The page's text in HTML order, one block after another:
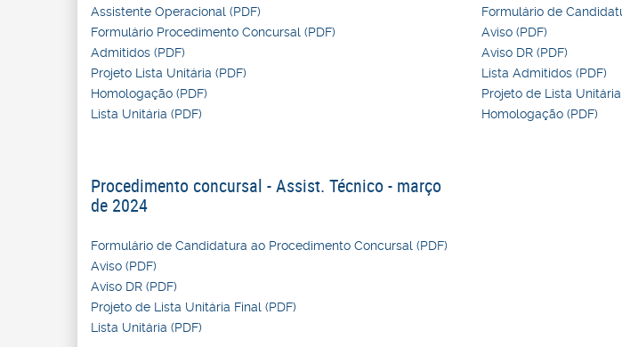
Assistente Operacional (PDF)
Formulário Procedimento Concursal (PDF)
Admitidos (PDF)
Projeto Lista Unitária (PDF)
Homologação (PDF)
Lista Unitária (PDF)
Formulário de
Aviso (PDF)
Aviso DR (PDF)
Lista Admitidos (PDF)
Projeto de Lista Unitária
Homologação (PDF)
Procedimento concursal - Assist. Técnico - março
de 2024
Formulário de Candidatura ao Procedimento Concursal (PDF)
Aviso (PDF)
Aviso DR (PDF)
Projeto de Lista Unitária Final (PDF)
Lista Unitária (PDF)